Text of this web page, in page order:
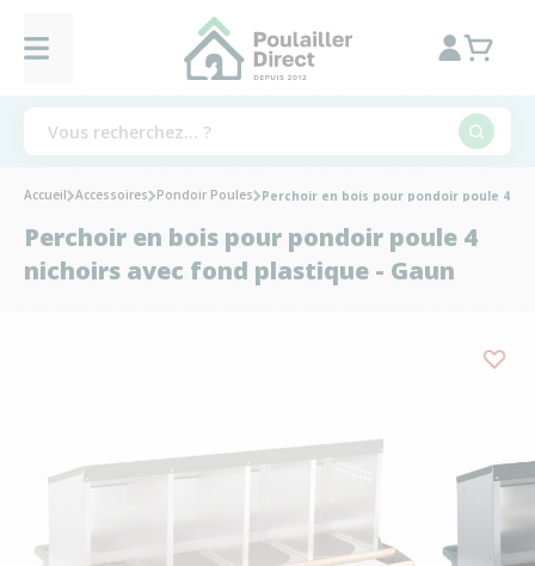
Accueil Accessoires Pondoir Poules Perchoir en bois pour pondoir poule 4
Perchoir en bois pour pondoir poule 4
nichoirs avec fond plastique - Gaun